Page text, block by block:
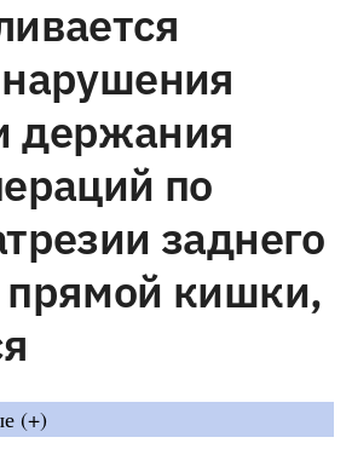
держания
по
заднего
прямой кишки,
(+)